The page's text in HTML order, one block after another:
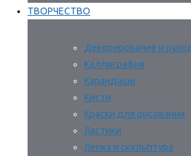
ТВОРЧЕСТВО
Декорирование и
Каллиграфия
Карандаши
Кисти
Краски для рисования
Ластики
Лепка и скульптура